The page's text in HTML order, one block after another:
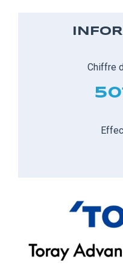
Chiffre